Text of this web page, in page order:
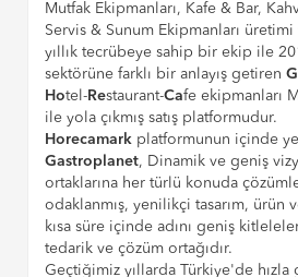
Mutfak Ekipmanları, Kafe & Bar,
Servis & Sunum Ekipmanları
yıllık tecrübeye sahip bir ekip ile
sektörüne farklı bir anlayış getiren
Hotel-Restaurant-Cafe ekipmanları
ile yola çıkmış satış platformudur.
Horecamark platformunun içinde
Gastroplanet, Dinamik ve geniş
ortaklarına her türlü konuda
odaklanmış, yenilikçi tasarım, ürün
kısa süre içinde adını geniş
tedarik ve çözüm ortağıdır.
Geçtiğimiz yıllarda Türkiye'de hızla